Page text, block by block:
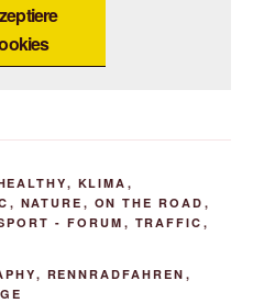
, KLIMA ,
, NATURE , ON THE ROAD ,
- FORUM , TRAFFIC ,
, RENNRADFAHREN ,